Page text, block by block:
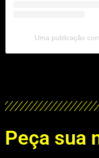
Uma publicação
Peça sua